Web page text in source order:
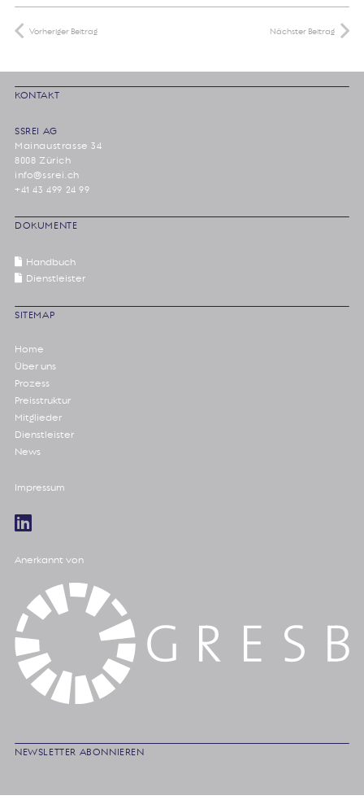
Vorheriger Beitrag Nächster Beitrag
KONTAKT
SSREI AG
Mainaustrasse 34
8008 Zürich
info@ssrei.ch
+41 43 499 24 99
DOKUMENTE
Handbuch
Dienstleister
SITEMAP
Home
Über uns
Prozess
Preisstruktur
Mitglieder
Dienstleister
News
Impressum
Anerkannt von
NEWSLETTER ABONNIEREN